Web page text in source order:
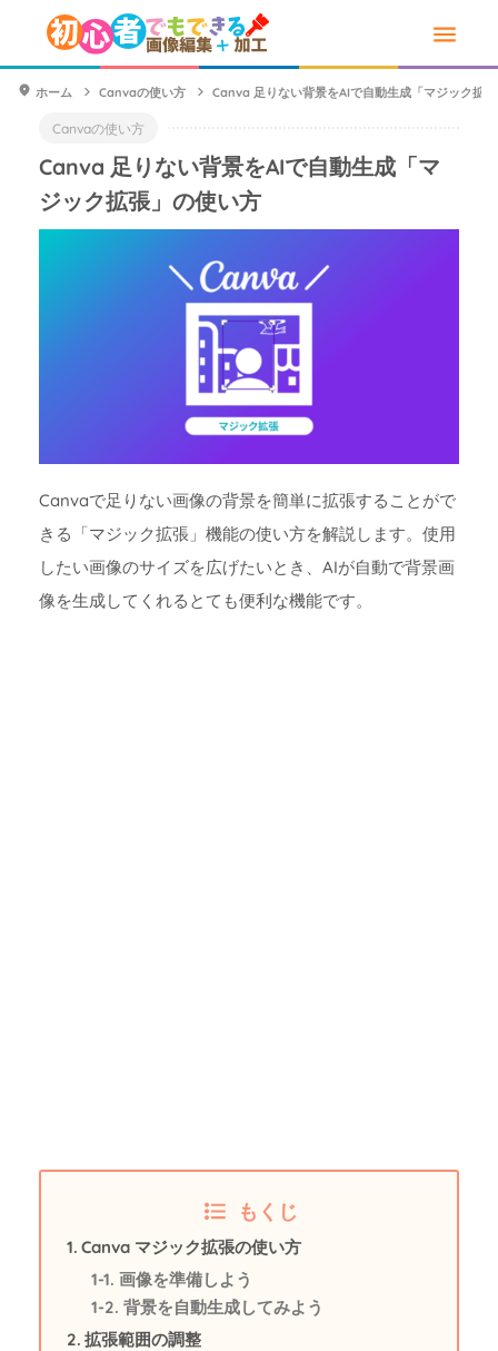
ホーム Canvaの使い方 Canva 足りない背景をAIで自動生成「マジック拡
Canvaの使い方
Canva 足りない背景をAIで自動生成「マ
ジック拡張」の使い方
Canvaで足りない画像の背景を簡単に拡張することがで
きる「マジック拡張」機能の使い方を解説します。使用
したい画像のサイズを広げたいとき、AIが自動で背景画
像を生成してくれるとても便利な機能です。
もくじ
Canva マジック拡張の使い方
画像を準備しよう
背景を自動生成してみよう
拡張範囲の調整